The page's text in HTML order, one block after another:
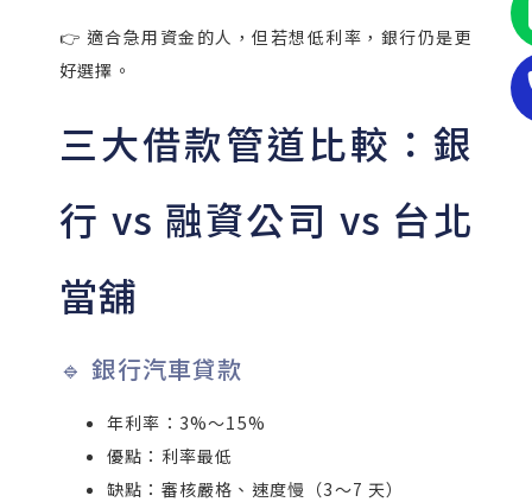
👉 適合急用資金的人，但若想低利率，銀行仍是更
好選擇。
三大借款管道比較：銀
行 vs 融資公司 vs 台北
當舖
🔹 銀行汽車貸款
年利率：3%～15%
優點：利率最低
缺點：審核嚴格、速度慢（3～7 天）